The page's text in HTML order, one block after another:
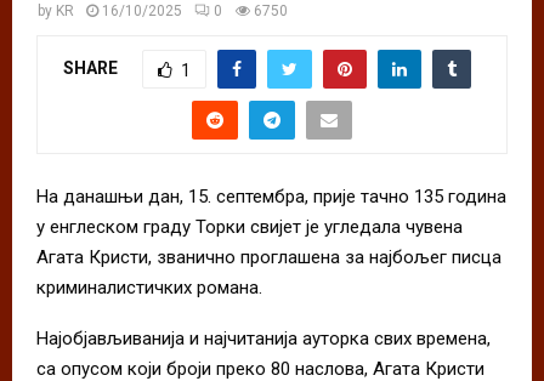
by KR 16/10/2025 0 6750
SHARE 1
На данашњи дан, 15. септембра, прије тачно 135 година
у енглеском граду Торки свијет је угледала чувена
Агата Кристи, званично проглашена за најбољег писца
криминалистичких романа.
Најобјављиванија и најчитанија ауторка свих времена,
са опусом који броји преко 80 наслова, Агата Кристи